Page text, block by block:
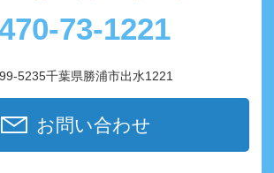
73-1221
5235千葉県勝浦市出水1221
お問い合わせ